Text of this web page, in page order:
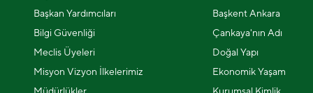
Başkan Yardımcıları
Bilgi Güvenliği
Meclis Üyeleri
Misyon Vizyon İlkelerimiz
Başkent Ankara
Çankaya'nın Adı
Doğal Yapı
Ekonomik Yaşam